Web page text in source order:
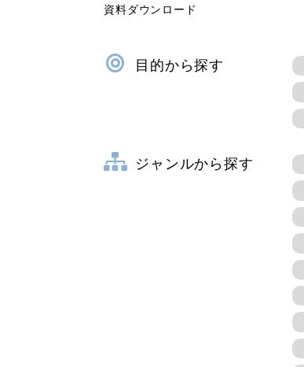
資料ダウンロード
目的から探す
ジャンルから探す